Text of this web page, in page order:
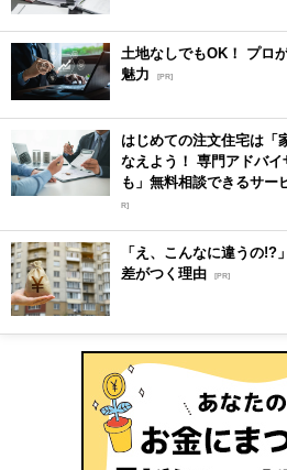
土地なしでもOK！ プロ
魅力
[PR]
はじめての注文住宅は「
なえよう！ 専門アドバ
も」無料相談できるサー
R]
「え、こんなに違うの!?
差がつく理由 [PR]